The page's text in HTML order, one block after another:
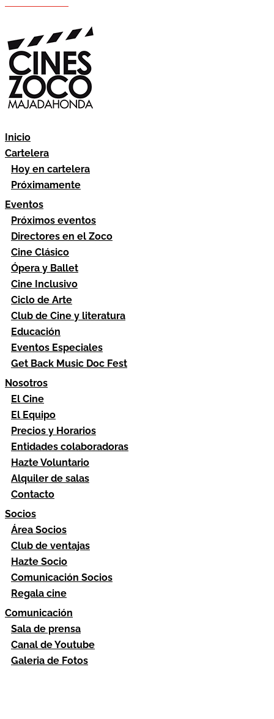
Inicio
Cartelera
Hoy en cartelera
Próximamente
Eventos
Próximos eventos
Directores en el Zoco
Cine Clásico
Ópera y Ballet
Cine Inclusivo
Ciclo de Arte
Club de Cine y literatura
Educación
Eventos Especiales
Get Back Music Doc Fest
Nosotros
El Cine
El Equipo
Precios y Horarios
Entidades colaboradoras
Hazte Voluntario
Alquiler de salas
Contacto
Socios
Área Socios
Club de ventajas
Hazte Socio
Comunicación Socios
Regala cine
Comunicación
Sala de prensa
Canal de Youtube
Galeria de Fotos